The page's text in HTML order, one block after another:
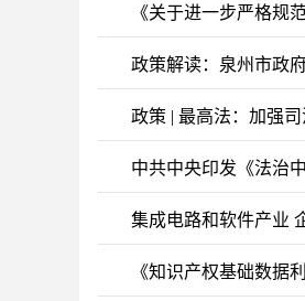
《关于进一步严格规
政策解读：泉州市政
政策 | 最高法：加强
中共中央印发《法治
集成电路和软件产业
《知识产权基础数据